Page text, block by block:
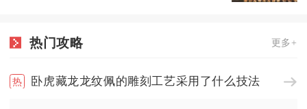
热门攻略 更多+
卧虎藏龙龙纹佩的雕刻工艺采用了什么技法